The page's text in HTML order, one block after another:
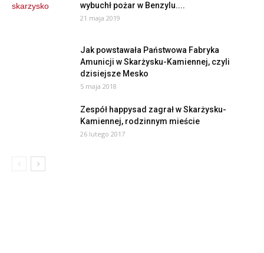
wybuchł pożar w Benzylu....
21 maja 2019
Jak powstawała Państwowa Fabryka
Amunicji w Skarżysku-Kamiennej, czyli
dzisiejsze Mesko
5 maja 2018
Zespół happysad zagrał w Skarżysku-
Kamiennej, rodzinnym mieście
26 lutego 2017